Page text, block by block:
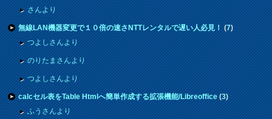
さんより
無線LAN機器変更で１０倍の速さNTTレンタルで遅い人必見！(7)
つよしさんより
のりたまさんより
つよしさんより
calcセル表をTable Htmlへ簡単作成する拡張機能/Libreoffice(3)
ふうさんより